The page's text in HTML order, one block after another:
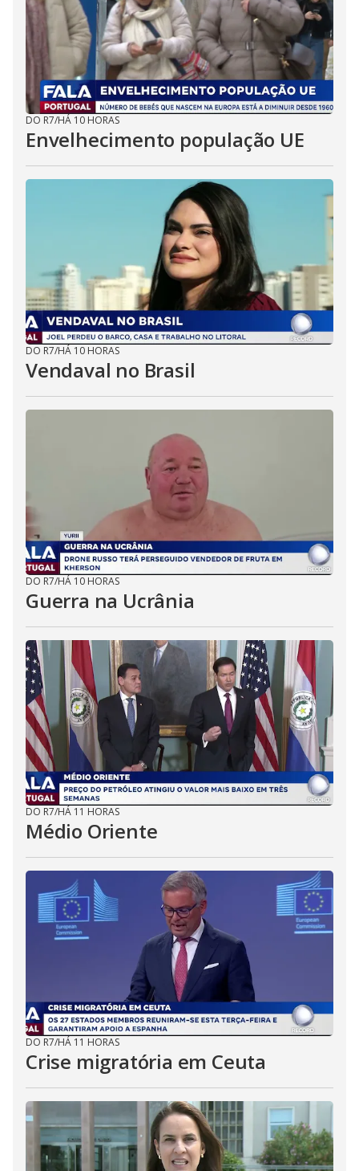
DO R7/HÁ 10 HORAS
Envelhecimento população UE
DO R7/HÁ 10 HORAS
Vendaval no Brasil
DO R7/HÁ 10 HORAS
Guerra na Ucrânia
DO R7/HÁ 11 HORAS
Médio Oriente
DO R7/HÁ 11 HORAS
Crise migratória em Ceuta